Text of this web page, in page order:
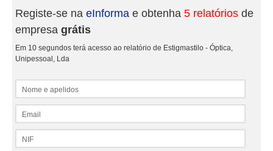
Registe-se na eInforma e obtenha 5 relatórios de
empresa grátis
Em 10 segundos terá acesso ao relatório de Estigmastilo - Óptica,
Unipessoal, Lda